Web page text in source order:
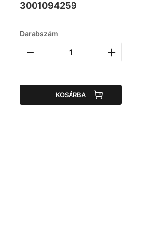
3001094259
Darabszám
KOSÁRBA